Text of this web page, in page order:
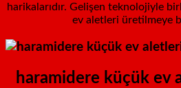
harikalarıdır. Gelişen teknolojiyle
ev aletleri üretilmeye
haramidere küçük ev